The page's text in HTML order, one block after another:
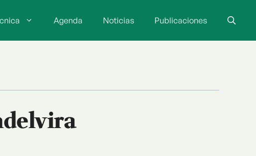
Agenda Noticias Publicaciones